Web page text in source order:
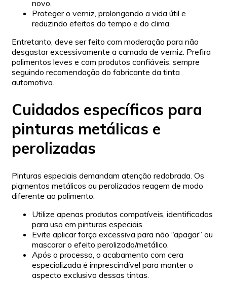
novo.
Proteger o verniz, prolongando a vida útil e
reduzindo efeitos do tempo e do clima.
Entretanto, deve ser feito com moderação para não
desgastar excessivamente a camada de verniz. Prefira
polimentos leves e com produtos confiáveis, sempre
seguindo recomendação do fabricante da tinta
automotiva.
Cuidados específicos para
pinturas metálicas e
perolizadas
Pinturas especiais demandam atenção redobrada. Os
pigmentos metálicos ou perolizados reagem de modo
diferente ao polimento:
Utilize apenas produtos compatíveis, identificados
para uso em pinturas especiais.
Evite aplicar força excessiva para não “apagar” ou
mascarar o efeito perolizado/metálico.
Após o processo, o acabamento com cera
especializada é imprescindível para manter o
aspecto exclusivo dessas tintas.